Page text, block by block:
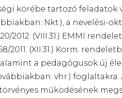
körébe tartozó feladatok
Nkt.), a nevelési-
2012. (VIII.31.) EMMI
2011. (XII.31.) Korm.
a pedagógusok új
vhr.) foglaltakra.
működésének